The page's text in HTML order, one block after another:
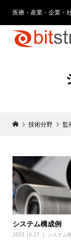
医療・産業・企業・
技術分野 監
システム構成例
2023.10.27 システム